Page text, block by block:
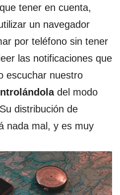
tener en cuenta,
un navegador
por teléfono sin tener
las notificaciones que
escuchar nuestro
del modo
distribución de
nada mal, y es muy